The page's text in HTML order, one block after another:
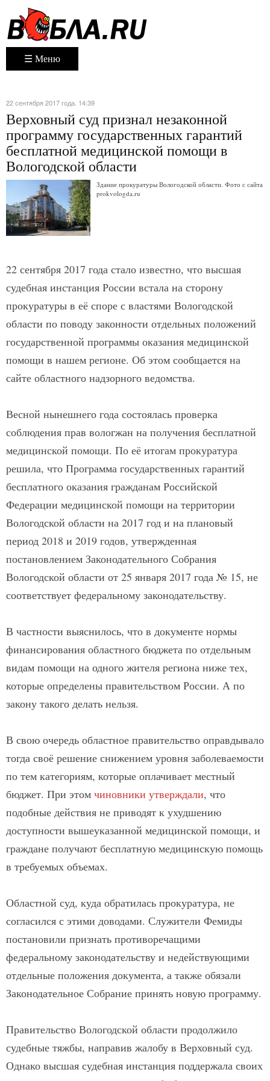
☰ Меню
22 сентября 2017 года. 14:39
Верховный суд признал незаконной
программу государственных гарантий
бесплатной медицинской помощи в
Вологодской области
Здание прокуратуры Вологодской области. Фото с сайта
prokvologda.ru
22 сентября 2017 года стало известно, что высшая
судебная инстанция России встала на сторону
прокуратуры в её споре с властями Вологодской
области по поводу законности отдельных положений
государственной программы оказания медицинской
помощи в нашем регионе. Об этом сообщается на
сайте областного надзорного ведомства.
Весной нынешнего года состоялась проверка
соблюдения прав вологжан на получения бесплатной
медицинской помощи. По её итогам прокуратура
решила, что Программа государственных гарантий
бесплатного оказания гражданам Российской
Федерации медицинской помощи на территории
Вологодской области на 2017 год и на плановый
период 2018 и 2019 годов, утвержденная
постановлением Законодательного Собрания
Вологодской области от 25 января 2017 года № 15, не
соответствует федеральному законодательству.
В частности выяснилось, что в документе нормы
финансирования областного бюджета по отдельным
видам помощи на одного жителя региона ниже тех,
которые определены правительством России. А по
закону такого делать нельзя.
В свою очередь областное правительство оправдывало
тогда своё решение снижением уровня заболеваемости
по тем категориям, которые оплачивает местный
бюджет. При этом чиновники утверждали, что
подобные действия не приводят к ухудшению
доступности вышеуказанной медицинской помощи, и
граждане получают бесплатную медицинскую помощь
в требуемых объемах.
Областной суд, куда обратилась прокуратура, не
согласился с этими доводами. Служители Фемиды
постановили признать противоречащими
федеральному законодательству и недействующими
отдельные положения документа, а также обязали
Законодательное Собрание принять новую программу.
Правительство Вологодской области продолжило
судебные тяжбы, направив жалобу в Верховный суд.
Однако высшая судебная инстанция поддержала своих